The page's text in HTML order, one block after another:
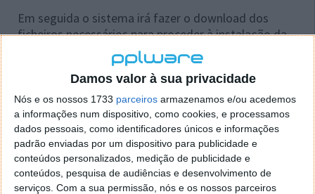
Damos valor à sua privacidade
Nós e os nossos 1733 parceiros armazenamos e/ou acedemos
a informações num dispositivo, como cookies, e processamos
dados pessoais, como identificadores únicos e informações
padrão enviadas por um dispositivo para publicidade e
conteúdos personalizados, medição de publicidade e
conteúdos, pesquisa de audiências e desenvolvimento de
serviços. Com a sua permissão, nós e os nossos parceiros
Em seguida o sistema irá fazer o download dos
ficheiros necessários para proceder à instalação da